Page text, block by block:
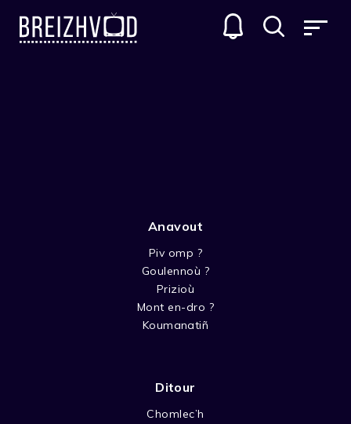
Anavout
Piv omp ?
Goulennoù ?
Prizioù
Mont en-dro ?
Koumanatiñ
Ditour
Chomlec’h